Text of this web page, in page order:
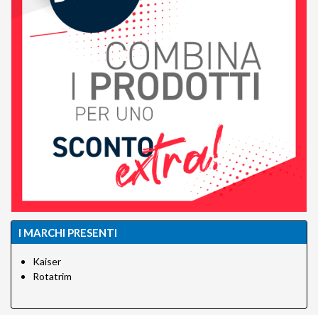
I MARCHI PRESENTI
Kaiser
Rotatrim